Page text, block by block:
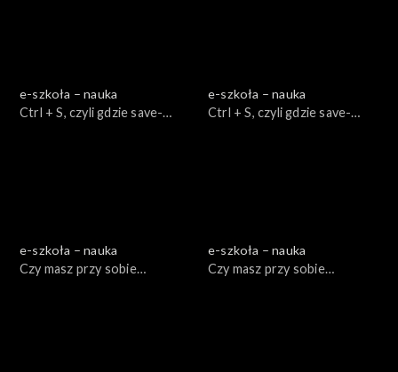
e-szkoła – nauka
Ctrl + S, czyli gdzie save-
e-szkoła – nauka
Ctrl + S, czyli gdzie save-
e-szkoła – nauka
Czy masz przy sobie
e-szkoła – nauka
Czy masz przy sobie